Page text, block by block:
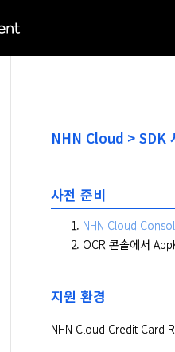
NHN Cloud > SDK
사전 준비
NHN Cloud
OCR 콘솔에서
지원 환경
NHN Cloud Credit Card